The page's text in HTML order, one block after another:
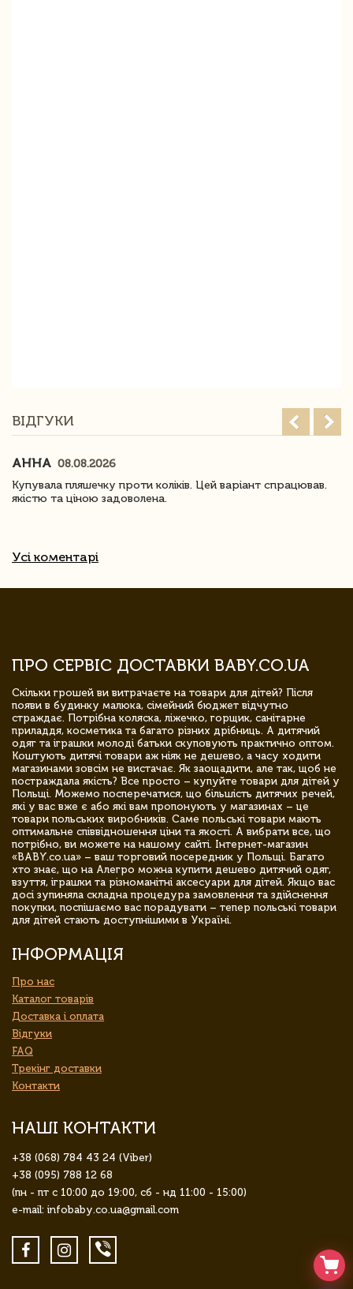
ВІДГУКИ
АННА 08.08.2026
Купувала пляшечку проти коліків. Цей варіант спрацював.
якістю та ціною задоволена.
Усі коментарі
ПРО СЕРВІС ДОСТАВКИ BABY.CO.UA
Скільки грошей ви витрачаєте на товари для дітей? Після
появи в будинку малюка, сімейний бюджет відчутно
страждає. Потрібна коляска, ліжечко, горщик, санітарне
приладдя, косметика та багато різних дрібниць. А дитячий
одяг та іграшки молоді батьки скуповують практично оптом.
Коштують дитячі товари аж ніяк не дешево, а часу ходити
магазинами зовсім не вистачає. Як заощадити, але так, щоб не
постраждала якість? Все просто – купуйте товари для дітей у
Польщі. Можемо посперечатися, що більшість дитячих речей,
які у вас вже є або які вам пропонують у магазинах – це
товари польських виробників. Саме польські товари мають
оптимальне співвідношення ціни та якості. А вибрати все, що
потрібно, ви можете на нашому сайті. Інтернет-магазин
«BABY.co.ua» – ваш торговий посередник у Польщі. Багато
хто знає, що на Алегро можна купити дешево дитячий одяг,
взуття, іграшки та різноманітні аксесуари для дітей. Якщо вас
досі зупиняла складна процедура замовлення та здійснення
покупки, поспішаємо вас порадувати – тепер польські товари
для дітей стають доступнішими в Україні.
ІНФОРМАЦІЯ
Про нас
Каталог товарів
Доставка і оплата
Відгуки
FAQ
Трекінг доставки
Контакти
НАШІ КОНТАКТИ
+38 (068) 784 43 24 (Viber)
+38 (095) 788 12 68
(пн - пт с 10:00 до 19:00, сб - нд 11:00 - 15:00)
e-mail: infobaby.co.ua@gmail.com